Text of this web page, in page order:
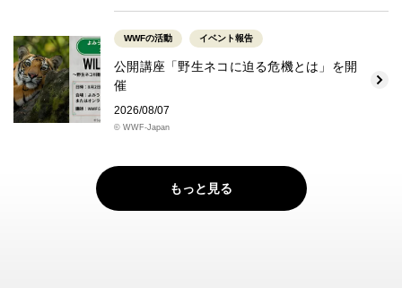
WWFの活動 イベント報告
公開講座「野生ネコに迫る危機とは」を開
催
2026/08/07
© WWF-Japan
もっと見る